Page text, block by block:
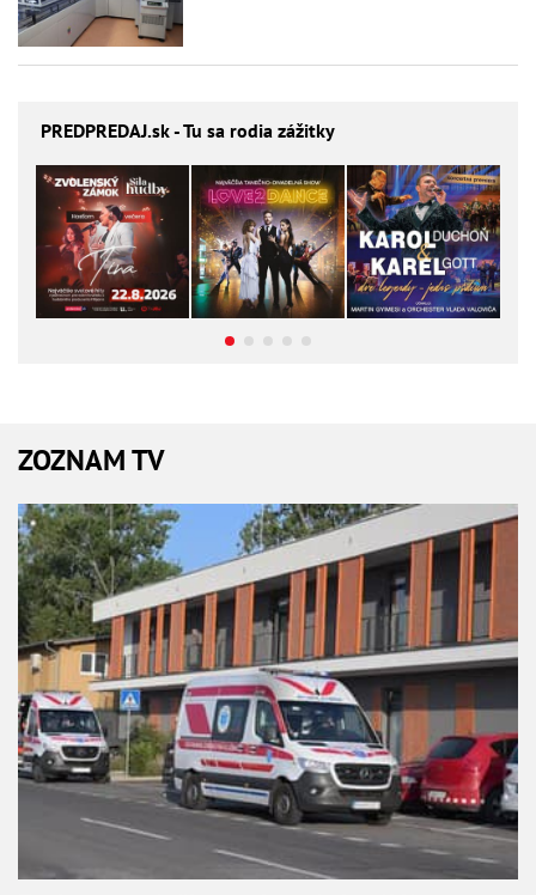
PREDPREDAJ.sk - Tu sa rodia zážitky
ZOZNAM TV